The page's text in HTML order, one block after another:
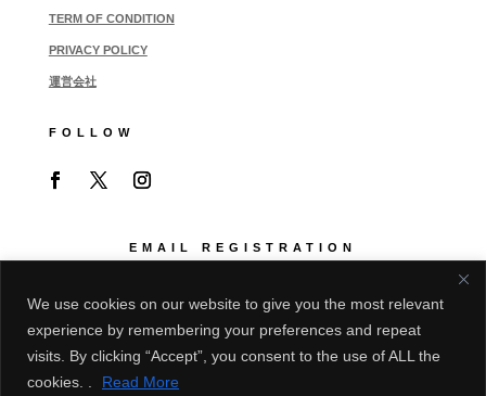
We use cookies on our website to give you the most relevant
experience by remembering your preferences and repeat
visits. By clicking “Accept”, you consent to the use of ALL the
cookies. .
Read More
TERM OF CONDITION
PRIVACY POLICY
運営会社
FOLLOW
EMAIL REGISTRATION